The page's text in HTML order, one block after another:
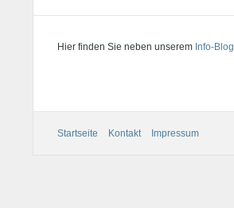
Hier finden Sie neben unserem Info-Blog
Startseite Kontakt Impressum